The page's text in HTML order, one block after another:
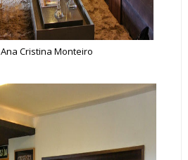
Ana Cristina Monteiro